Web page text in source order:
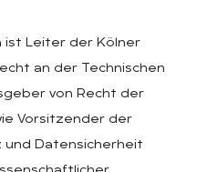
ist Leiter der Kölner
an der Technischen
von Recht der
Vorsitzender der
Datensicherheit